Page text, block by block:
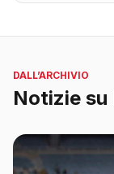
DALL’ARCHIVIO
Notizie su